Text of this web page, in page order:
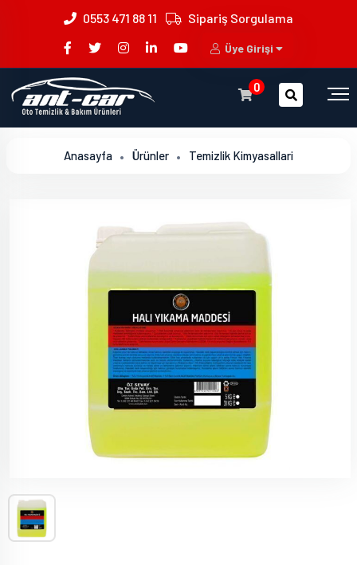
0553 471 88 11 Sipariş Sorgulama
Üye Girişi
0
Anasayfa Ürünler Temizlik Kimyasallari